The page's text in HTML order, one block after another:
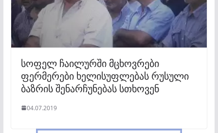
სოფელ ჩაილურში მცხოვრები
ფერმერები ხელისუფლებას რუსული
ბაზრის შენარჩუნებას სთხოვენ
04.07.2019